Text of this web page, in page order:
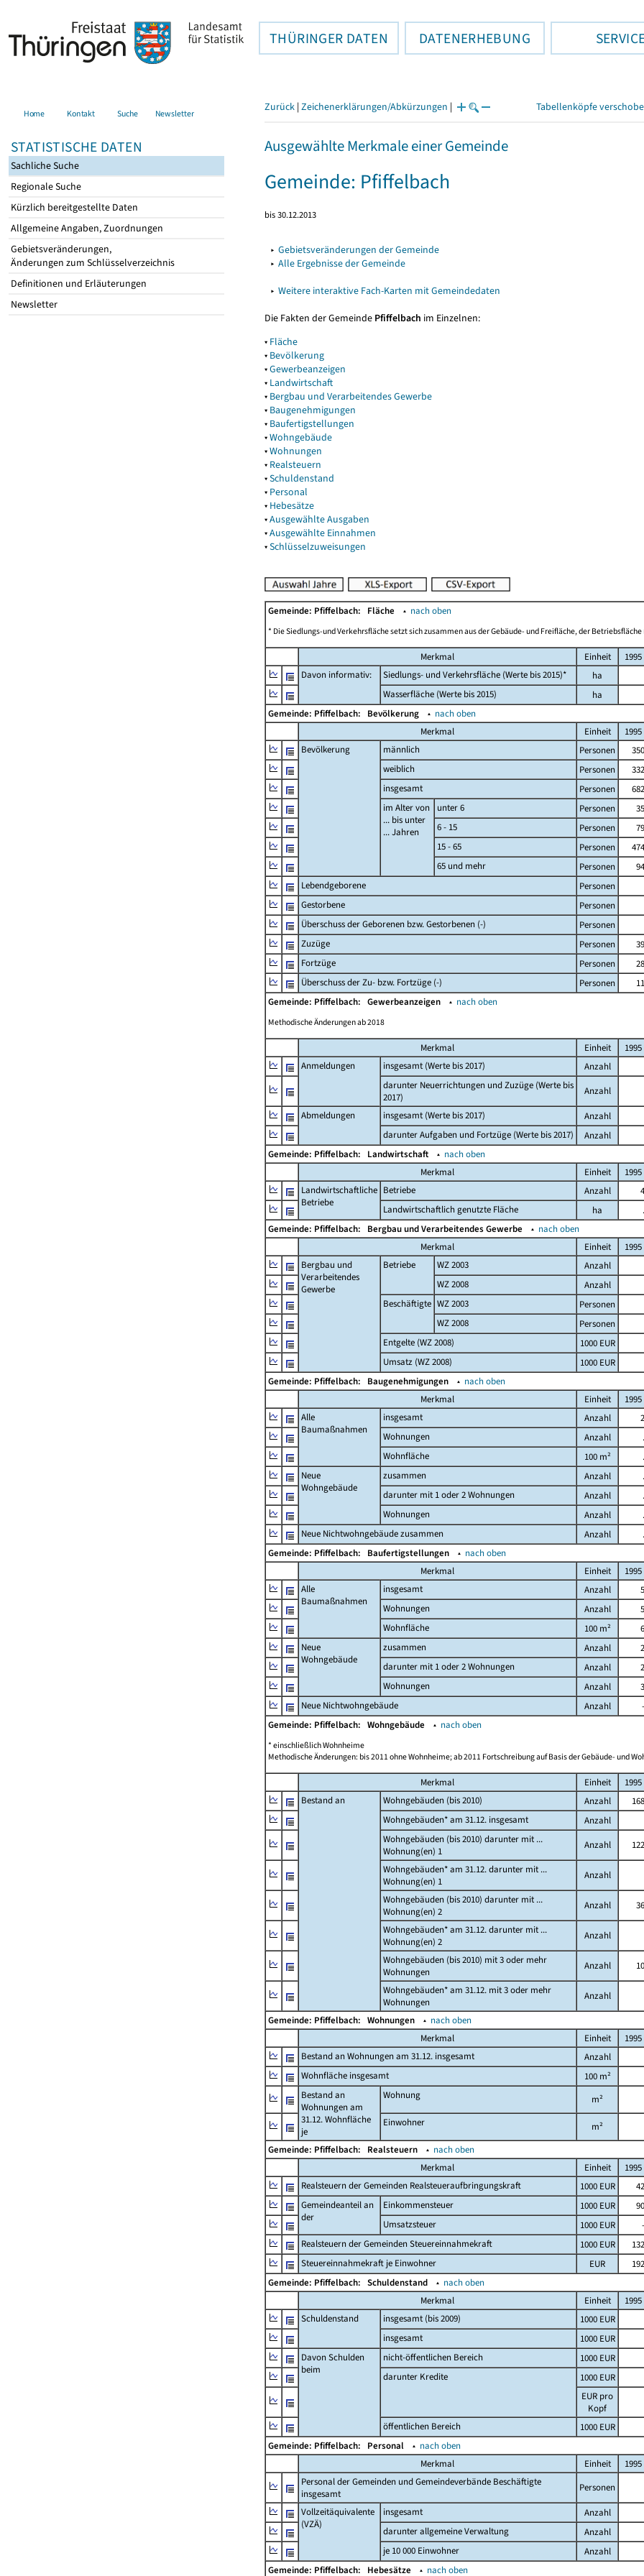
THÜRINGER DATEN DATENERHEBUNG
Home Kontakt Suche Newsletter
STATISTISCHE DATEN
Sachliche Suche
Regionale Suche
Kürzlich bereitgestellte Daten
Allgemeine Angaben, Zuordnungen
Gebietsveränderungen,
Änderungen zum Schlüsselverzeichnis
Definitionen und Erläuterungen
Newsletter
Zurück | Zeichenerklärungen/Abkürzungen | Tabellenköpfe
Ausgewählte Merkmale einer Gemeinde
Gemeinde: Pfiffelbach
bis 30.12.2013
▸ Gebietsveränderungen der Gemeinde
▸ Alle Ergebnisse der Gemeinde
▸ Weitere interaktive Fach-Karten mit Gemeindedaten
Die Fakten der Gemeinde Pfiffelbach im Einzelnen:
▾ Fläche
▾ Bevölkerung
▾Gewerbeanzeigen
▾ Landwirtschaft
▾ Bergbau und Verarbeitendes Gewerbe
▾ Baugenehmigungen
▾ Baufertigstellungen
▾Wohngebäude
▾Wohnungen
▾ Realsteuern
▾Schuldenstand
▾ Personal
▾ Hebesätze
▾Ausgewählte Ausgaben
▾Ausgewählte Einnahmen
▾Schlüsselzuweisungen
Gemeinde: Pfiffelbach: Fläche ▴ nach oben
* Die Siedlungs-und Verkehrsfläche setzt sich zusammen aus der Gebäude- und Freifläche, der
Merkmal Einheit 1995
Davon informativ:
Siedlungs- und Verkehrsfläche (Werte bis 2015)* ha
Wasserfläche (Werte bis 2015)
ha
Gemeinde: Pfiffelbach: Bevölkerung ▴ nach oben
Merkmal
Einheit 1995
Bevölkerung
männlich Personen 350
weiblich
Personen 332
insgesamt
Personen 682
im Alter von
... bis unter
... Jahren
unter 6 Personen 35
6 - 15
Personen 79
15 - 65
Personen 474
65 und mehr
Personen 94
Lebendgeborene
Personen
Gestorbene
Personen
Überschuss der Geborenen bzw. Gestorbenen (-)
Personen
Zuzüge
Personen 39
Fortzüge
Personen 28
Überschuss der Zu- bzw. Fortzüge (-)
Personen 11
Gemeinde: Pfiffelbach: Gewerbeanzeigen ▴ nach oben
Methodische Änderungen ab 2018
Merkmal Einheit 1995
Anmeldungen
insgesamt (Werte bis 2017) Anzahl
darunter Neuerrichtungen und Zuzüge (Werte bis
2017)
Anzahl
Abmeldungen
insgesamt (Werte bis 2017) Anzahl
darunter Aufgaben und Fortzüge (Werte bis 2017)
Anzahl
Gemeinde: Pfiffelbach: Landwirtschaft ▴ nach oben
Merkmal
Einheit 1995
Landwirtschaftliche
Betriebe
Betriebe Anzahl 4
Landwirtschaftlich genutzte Fläche
ha .
Gemeinde: Pfiffelbach: Bergbau und Verarbeitendes Gewerbe ▴ nach oben
Merkmal
Einheit 1995
Bergbau und
Verarbeitendes
Gewerbe
Betriebe WZ 2003 Anzahl
WZ 2008
Anzahl
Beschäftigte WZ 2003 Personen
WZ 2008
Personen
Entgelte (WZ 2008)
1000 EUR
Umsatz (WZ 2008)
1000 EUR
Gemeinde: Pfiffelbach: Baugenehmigungen ▴ nach oben
Merkmal
Einheit 1995
Alle
Baumaßnahmen
insgesamt Anzahl 2
Wohnungen
Anzahl .
Wohnfläche
100 m² .
Neue
Wohngebäude
zusammen Anzahl .
darunter mit 1 oder 2 Wohnungen
Anzahl .
Wohnungen
Anzahl .
Neue Nichtwohngebäude zusammen
Anzahl .
Gemeinde: Pfiffelbach: Baufertigstellungen ▴ nach oben
Merkmal
Einheit 1995
Alle
Baumaßnahmen
insgesamt Anzahl 5
Wohnungen
Anzahl 5
Wohnfläche
100 m² 6
Neue
Wohngebäude
zusammen Anzahl 2
darunter mit 1 oder 2 Wohnungen
Anzahl 2
Wohnungen
Anzahl 3
Neue Nichtwohngebäude
Anzahl -
Gemeinde: Pfiffelbach: Wohngebäude ▴ nach oben
* einschließlich Wohnheime
Methodische Änderungen: bis 2011 ohne Wohnheime; ab 2011 Fortschreibung auf Basis der Gebäude- und
Merkmal Einheit 1995
Bestand an
Wohngebäuden (bis 2010) Anzahl 168
Wohngebäuden* am 31.12. insgesamt
Anzahl
Wohngebäuden (bis 2010) darunter mit ...
Wohnung(en) 1
Anzahl 122
Wohngebäuden* am 31.12. darunter mit ...
Wohnung(en) 1
Anzahl
Wohngebäuden (bis 2010) darunter mit ...
Wohnung(en) 2
Anzahl 36
Wohngebäuden* am 31.12. darunter mit ...
Wohnung(en) 2
Anzahl
Wohngebäuden (bis 2010) mit 3 oder mehr
Wohnungen
Anzahl 10
Wohngebäuden* am 31.12. mit 3 oder mehr
Wohnungen
Anzahl
Gemeinde: Pfiffelbach: Wohnungen ▴ nach oben
Merkmal
Einheit 1995
Bestand an Wohnungen am 31.12. insgesamt
Anzahl
Wohnfläche insgesamt
100 m²
Bestand an
Wohnungen am
31.12. Wohnfläche
je
Wohnung
m²
Einwohner
m²
Gemeinde: Pfiffelbach: Realsteuern ▴ nach oben
Merkmal
Einheit 1995
Realsteuern der Gemeinden Realsteueraufbringungskraft
1000 EUR 42
Gemeindeanteil an
der
Einkommensteuer 1000 EUR 90
Umsatzsteuer
1000 EUR -
Realsteuern der Gemeinden Steuereinnahmekraft
1000 EUR 132
Steuereinnahmekraft je Einwohner
EUR 192
Gemeinde: Pfiffelbach: Schuldenstand ▴ nach oben
Merkmal
Einheit 1995
Schuldenstand
insgesamt (bis 2009) 1000 EUR
insgesamt
1000 EUR
Davon Schulden
beim
nicht-öffentlichen Bereich
1000 EUR
darunter Kredite
1000 EUR
EUR pro
Kopf
öffentlichen Bereich
1000 EUR
Gemeinde: Pfiffelbach: Personal ▴ nach oben
Merkmal
Einheit 1995
Personal der Gemeinden und Gemeindeverbände Beschäftigte
insgesamt
Personen
Vollzeitäquivalente
(VZÄ)
insgesamt
Anzahl
darunter allgemeine Verwaltung
Anzahl
je 10 000 Einwohner
Anzahl
Gemeinde: Pfiffelbach: Hebesätze ▴ nach oben